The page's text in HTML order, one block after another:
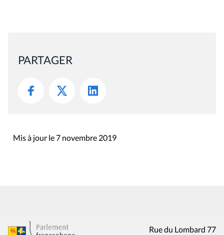
PARTAGER
Mis à jour le 7 novembre 2019
Rue du Lombard 77